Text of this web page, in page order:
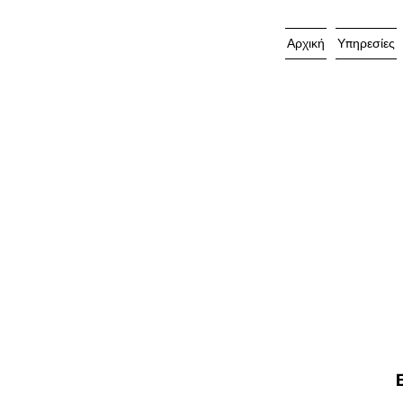
Αρχική Υπηρεσίες